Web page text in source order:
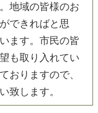
地域の皆様のお
できればと思
ます。市民の皆
も取り入れてい
おりますので、
致します。